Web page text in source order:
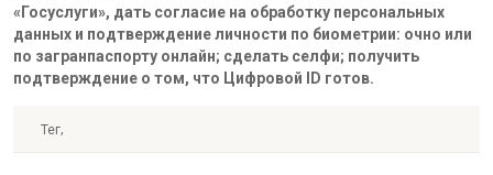
«Госуслуги», дать согласие на обработку персональных
данных и подтверждение личности по биометрии: очно или
по загранпаспорту онлайн; сделать селфи; получить
подтверждение о том, что Цифровой ID готов.
Тег,